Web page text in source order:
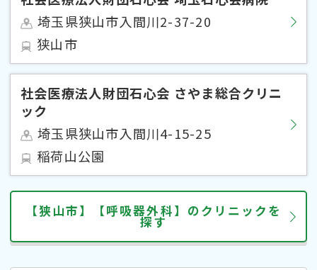
埼玉県狭山市入間川2-37-20
狭山市
社会医療法人財団石心会 さやま総合クリニ
ック
埼玉県狭山市入間川4-15-25
稲荷山公園
【狭山市】【呼吸器外科】のクリニックを
探す